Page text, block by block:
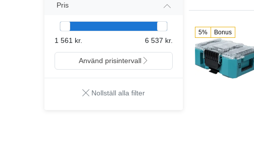
Pris
1 561 kr. 6 537 kr.
Använd prisintervall
Nollställ alla filter
5% Bonus